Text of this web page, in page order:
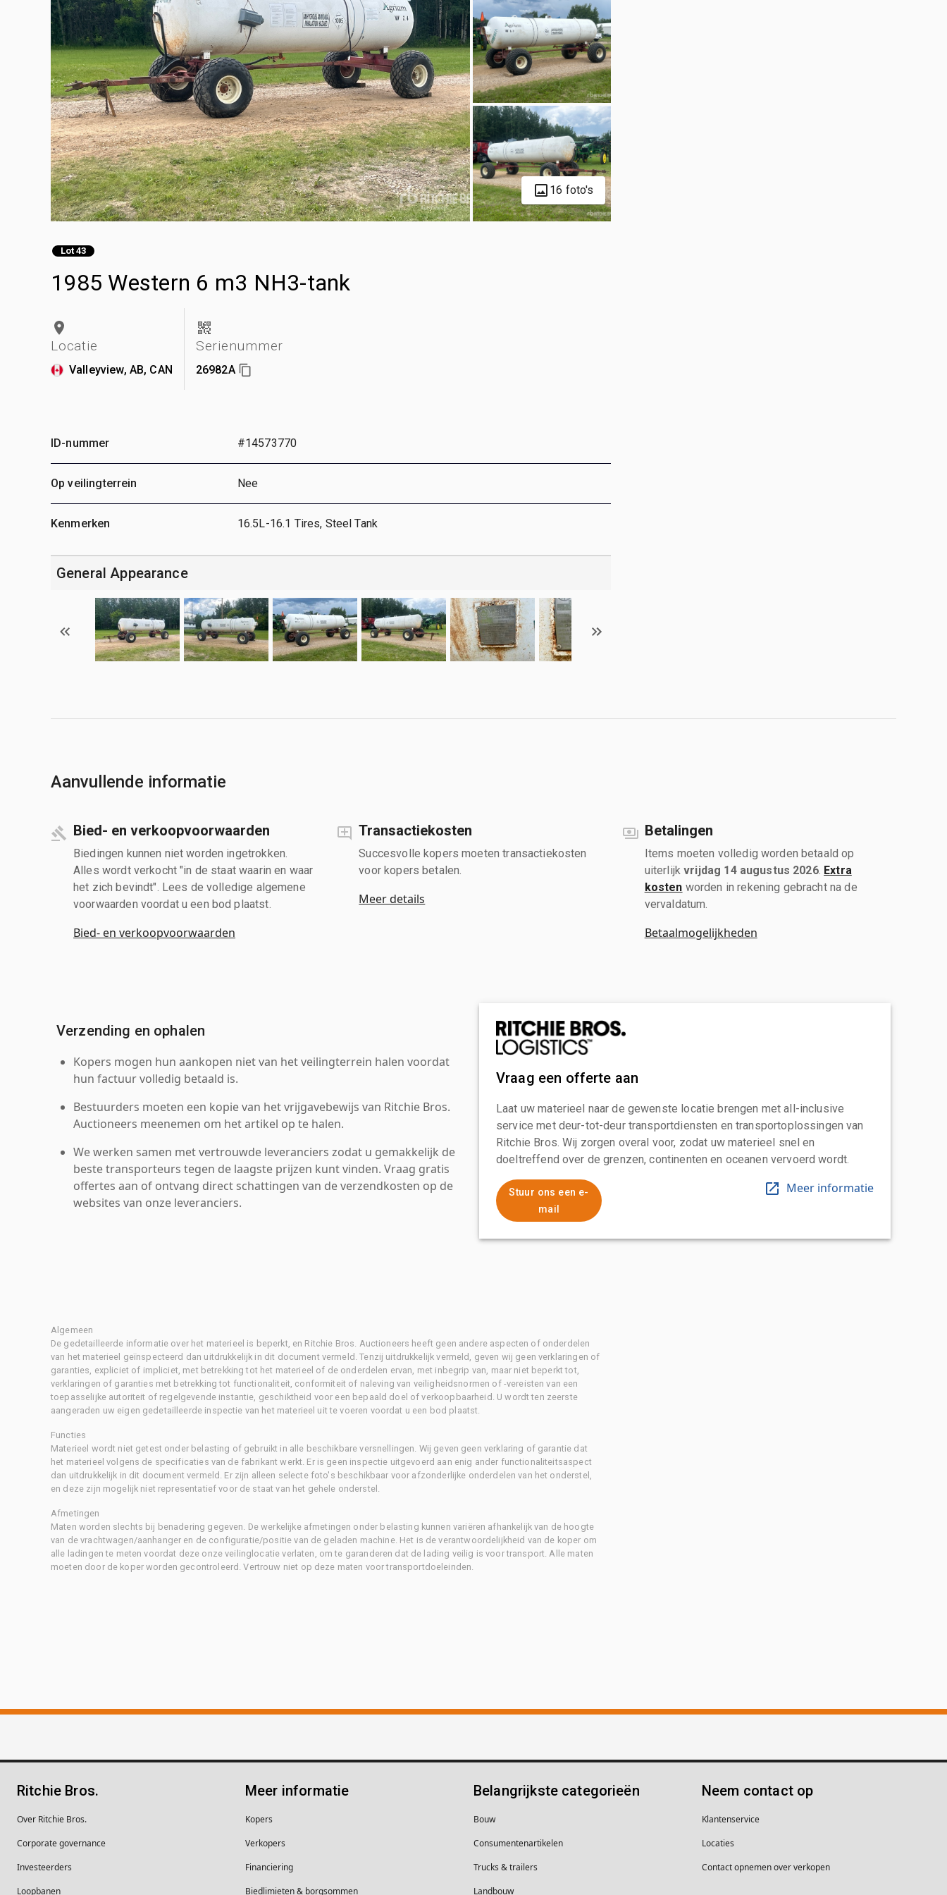
16 foto's
Lot 43
1985 Western 6 m3 NH3-tank
Locatie
Valleyview, AB, CAN
Serienummer
26982A
ID-nummer #14573770
Op veilingterrein Nee
Kenmerken 16.5L-16.1 Tires, Steel Tank
General Appearance
Aanvullende informatie
Bied- en verkoopvoorwaarden
Biedingen kunnen niet worden ingetrokken.
Alles wordt verkocht "in de staat waarin en waar
het zich bevindt". Lees de volledige algemene
voorwaarden voordat u een bod plaatst.
Bied- en verkoopvoorwaarden
Transactiekosten
Succesvolle kopers moeten transactiekosten
voor kopers betalen.
Meer details
Betalingen
Items moeten volledig worden betaald op
uiterlijkvrijdag 14 augustus 2026. Extra
kosten worden in rekening gebracht na de
vervaldatum.
Betaalmogelijkheden
Verzending en ophalen
Kopers mogen hun aankopen niet van het veilingterrein halen voordat
hun factuur volledig betaald is.
Bestuurders moeten een kopie van het vrijgavebewijs van Ritchie Bros.
Auctioneers meenemen om het artikel op te halen.
We werken samen met vertrouwde leveranciers zodat u gemakkelijk de
beste transporteurs tegen de laagste prijzen kunt vinden. Vraag gratis
offertes aan of ontvang direct schattingen van de verzendkosten op de
websites van onze leveranciers.
Vraag een offerte aan
Laat uw materieel naar de gewenste locatie brengen met all-inclusive
service met deur-tot-deur transportdiensten en transportoplossingen van
Ritchie Bros. Wij zorgen overal voor, zodat uw materieel snel en
doeltreffend over de grenzen, continenten en oceanen vervoerd wordt.
Stuur ons een e-
mail
Meer informatie
Algemeen
De gedetailleerde informatie over het materieel is beperkt, en Ritchie Bros. Auctioneers heeft geen andere aspecten of onderdelen
van het materieel geïnspecteerd dan uitdrukkelijk in dit document vermeld. Tenzij uitdrukkelijk vermeld, geven wij geen verklaringen of
garanties, expliciet of impliciet, met betrekking tot het materieel of de onderdelen ervan, met inbegrip van, maar niet beperkt tot,
verklaringen of garanties met betrekking tot functionaliteit, conformiteit of naleving van veiligheidsnormen of -vereisten van een
toepasselijke autoriteit of regelgevende instantie, geschiktheid voor een bepaald doel of verkoopbaarheid. U wordt ten zeerste
aangeraden uw eigen gedetailleerde inspectie van het materieel uit te voeren voordat u een bod plaatst.
Functies
Materieel wordt niet getest onder belasting of gebruikt in alle beschikbare versnellingen. Wij geven geen verklaring of garantie dat
het materieel volgens de specificaties van de fabrikant werkt. Er is geen inspectie uitgevoerd aan enig ander functionaliteitsaspect
dan uitdrukkelijk in dit document vermeld. Er zijn alleen selecte foto's beschikbaar voor afzonderlijke onderdelen van het onderstel,
en deze zijn mogelijk niet representatief voor de staat van het gehele onderstel.
Afmetingen
Maten worden slechts bij benadering gegeven. De werkelijke afmetingen onder belasting kunnen variëren afhankelijk van de hoogte
van de vrachtwagen/aanhanger en de configuratie/positie van de geladen machine. Het is de verantwoordelijkheid van de koper om
alle ladingen te meten voordat deze onze veilinglocatie verlaten, om te garanderen dat de lading veilig is voor transport. Alle maten
moeten door de koper worden gecontroleerd. Vertrouw niet op deze maten voor transportdoeleinden.
Ritchie Bros.
Over Ritchie Bros.
Corporate governance
Investeerders
Loopbanen
Meer informatie
Kopers
Verkopers
Financiering
Biedlimieten & borgsommen
Belangrijkste categorieën
Bouw
Consumentenartikelen
Trucks & trailers
Landbouw
Neem contact op
Klantenservice
Locaties
Contact opnemen over verkopen